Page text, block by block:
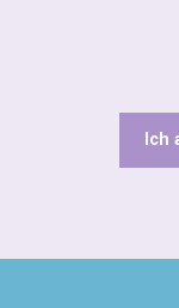
Ich